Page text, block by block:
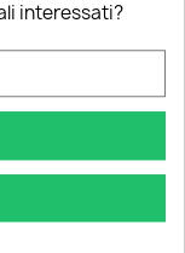
le recensioni
interessati?
ordine!